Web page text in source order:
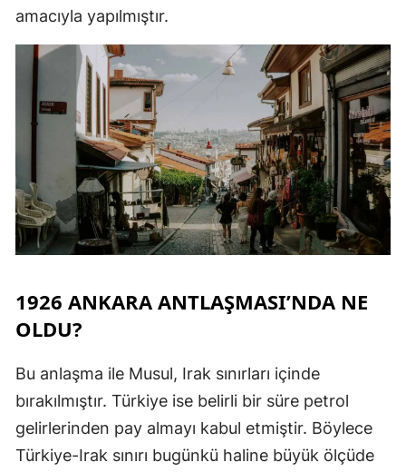
amacıyla yapılmıştır.
1926 ANKARA ANTLAŞMASI’NDA NE
OLDU?
Bu anlaşma ile Musul, Irak sınırları içinde
bırakılmıştır. Türkiye ise belirli bir süre petrol
gelirlerinden pay almayı kabul etmiştir. Böylece
Türkiye-Irak sınırı bugünkü haline büyük ölçüde